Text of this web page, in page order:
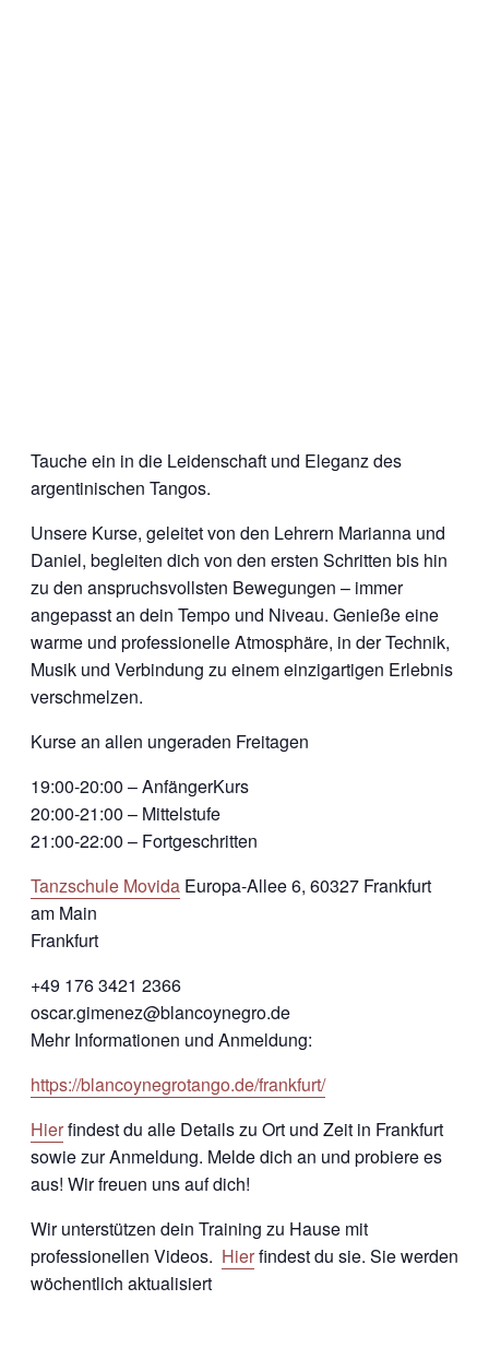
Tauche ein in die Leidenschaft und Eleganz des
argentinischen Tangos.
Unsere Kurse, geleitet von den Lehrern Marianna und
Daniel, begleiten dich von den ersten Schritten bis hin
zu den anspruchsvollsten Bewegungen – immer
angepasst an dein Tempo und Niveau. Genieße eine
warme und professionelle Atmosphäre, in der Technik,
Musik und Verbindung zu einem einzigartigen Erlebnis
verschmelzen.
Kurse an allen ungeraden Freitagen
19:00-20:00 – AnfängerKurs
20:00-21:00 – Mittelstufe
21:00-22:00 – Fortgeschritten
Tanzschule Movida Europa-Allee 6, 60327 Frankfurt
am Main
Frankfurt
+49 176 3421 2366
oscar.gimenez@blancoynegro.de
Mehr Informationen und Anmeldung:
https://blancoynegrotango.de/frankfurt/
Hierfindest du alle Details zu Ort und Zeit in Frankfurt
sowie zur Anmeldung. Melde dich an und probiere es
aus! Wir freuen uns auf dich!
Wir unterstützen dein Training zu Hause mit
professionellen Videos. Hierfindest du sie. Sie werden
wöchentlich aktualisiert